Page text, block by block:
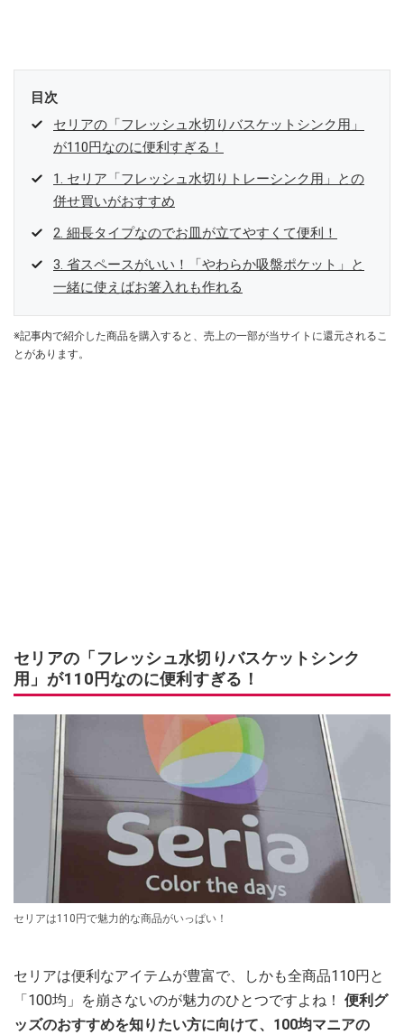
目次
セリアの「フレッシュ水切りバスケットシンク用」
が110円なのに便利すぎる！
1. セリア「フレッシュ水切りトレーシンク用」との
併せ買いがおすすめ
2. 細長タイプなのでお皿が立てやすくて便利！
3. 省スペースがいい！「やわらか吸盤ポケット」と
一緒に使えばお箸入れも作れる
※記事内で紹介した商品を購入すると、売上の一部が当サイトに還元されるこ
とがあります。
セリアの「フレッシュ水切りバスケットシンク
用」が110円なのに便利すぎる！
セリアは110円で魅力的な商品がいっぱい！
セリアは便利なアイテムが豊富で、しかも全商品110円と
「100均」を崩さないのが魅力のひとつですよね！ 便利グ
ッズのおすすめを知りたい方に向けて、100均マニアの